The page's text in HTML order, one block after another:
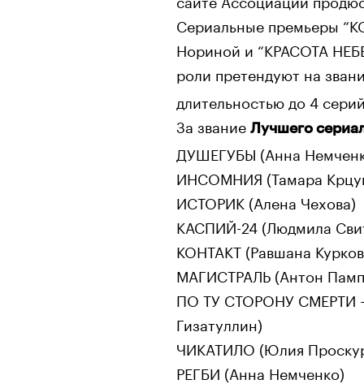
Сериальные премьеры
Нориной и “КРАСОТА
роли претендуют на
длительностью до 4
За звание Лучшего
ДУШЕГУБЫ (Анна
ИНСОМНИЯ (Тамара
ИСТОРИК (Алена Чехова)
КАСПИЙ-24 (Людмила
КОНТАКТ (Равшана
МАГИСТРАЛЬ (Антон
ПО ТУ СТОРОНУ СМЕРТИ -
Гизатуллин)
ЧИКАТИЛО (Юлия
РЕГБИ (Анна Немченко)